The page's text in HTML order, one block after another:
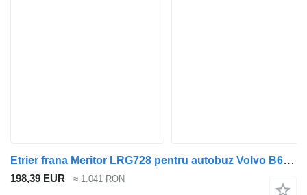
Etrier frana Meritor LRG728 pentru autobuz Volvo B6, B7, B9, B10, B12 bus (1978-2011)
198,39 EUR ≈ 1.041 RON